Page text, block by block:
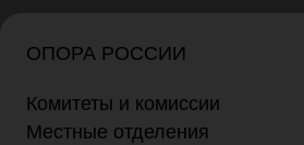
ОПОРА РОССИИ
Комитеты и комиссии
Местные отделения